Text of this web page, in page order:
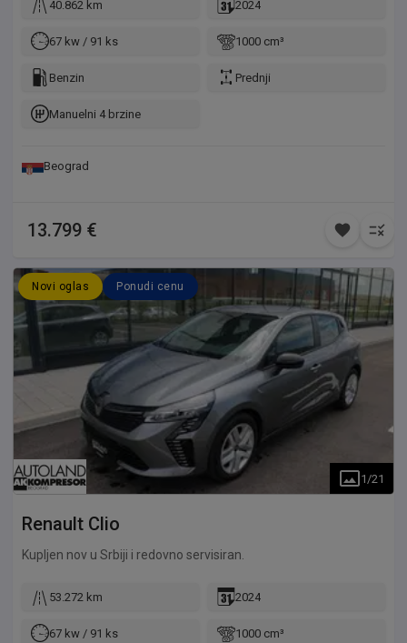
40.862 km 2024
67 kw / 91 ks 1000 cm³
Benzin Prednji
Manuelni 4 brzine
Beograd
13.799 €
Novi oglas Ponudi cenu
1 /21
Renault Clio
Kupljen nov u Srbiji i redovno servisiran.
53.272 km 2024
67 kw / 91 ks 1000 cm³